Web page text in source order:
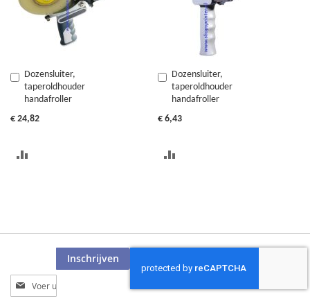
Dozensluiter,
taperoldhouder
handafroller
€ 24,82
In
Winkelwagen
Dozensluiter,
taperoldhouder
handafroller
€ 6,43
In
Winkelwagen
Abonneer
u
Inschrijven